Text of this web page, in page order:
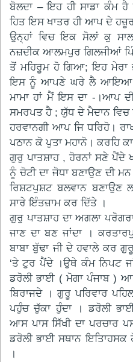
ਬੋਲਦਾ – ਇਹ ਹੀ ਸਾਡਾ ਕੰਮ ਹੈ
ਹਿਤ ਇਸ ਖਾਤਰ ਹੀ ਆਪ ਦੇ
ਉਨ੍ਹਾਂ ਵਿਚ ਇਕ ਸੋਲਾਂ ਕੁ
ਨਜ਼ਦੀਕ ਆਲਮਪੁਰ ਗਿਲਜੀਆਂ
ਤੋਂ ਮਹਿਰੂਮ ਹੋ ਗਿਆ; ਇਹ ਮੇਰਾ
ਇਸ ਨੂੰ ਆਪਣੇ ਘਰੇ ਲੈ ਆਇਆ
ਮਾਮਾ ਹਾਂ ਮੈਂ ਇਸ ਦਾ -।ਆਪ
ਸਮਰਪਤ ਹੈ ; ਯੁੱਧ ਦੇ ਮੈਦਾਨ
ਹਰਵਾਨਗੀ ਆਪ ਜਿ ਧਰਿਹੋ।
ਪਠਾਨ ਕੋ ਪੁਤਾ ਮਹਾਨੋ। ਕਰਹਿ
ਗੁਰੁ ਪਾਤਸ਼ਾਹ , ਹੋਰਨਾਂ ਸਣੇ
ਨੂੰ ਚੋਟੀ ਦਾ ਜੋਧਾ ਬਣਾਉਣ ਦੀ
ਰਿਸ਼ਟਪੁਸ਼ਟ ਬਲਵਾਨ ਬਣਾਉਣ
ਸਾਰੇ ਇੰਤਜ਼ਾਮ ਕਰ ਦਿੱਤੇ ।
ਗੁਰੁ ਪਾਤਸ਼ਾਹ ਦਾ ਅਗਲਾ
ਜਾਣ ਦਾ ਬਣ ਜਾਂਦਾ ।
ਬਾਬਾ ਬੁੱਢਾ ਜੀ ਦੇ ਹਵਾਲੇ ਕਰ
‘ਤੇ ਟੁਰ ਪੈਂਦੇ ।ਉਥੇ ਕੰਮ ਨਿਪਟ
ਡਰੋਲੀ ਭਾਈ ( ਮੋਗਾ ਪੰਜਾਬ )
ਬਿਰਾਜਦੇ । ਗੁਰੂ ਪਰਿਵਾਰ
ਪਹੁੰਚ ਚੁੱਕਾ ਹੁੰਦਾ । ਡਰੋਲੀ
ਆਸ ਪਾਸ ਸਿੱਖੀ ਦਾ ਪਰਚਾਰ
ਡਰੋਲੀ ਭਾਈ ਸਥਾਨ ਇਤਿਾਹਸਕ
।